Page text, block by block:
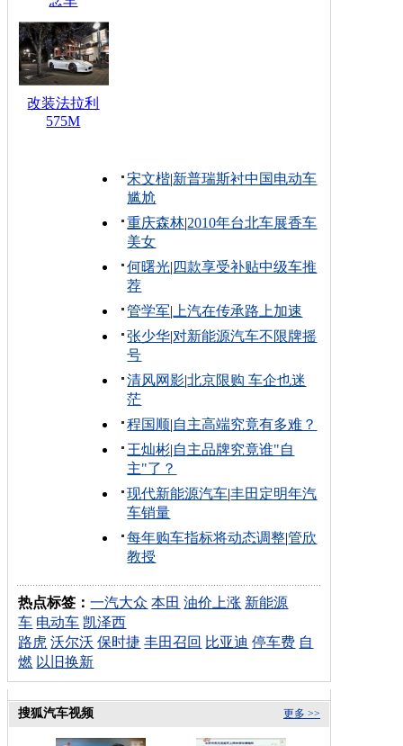
改装法拉利
575M
宋文楷|新普瑞斯衬中国电动车
尴尬
重庆森林|2010年台北车展香车
美女
何曙光| 四款享受补贴中级车推
荐
管学军| 上汽在传承路上加速
张少华|对新能源汽车不限牌摇
号
清风网影|北京限购 车企也迷
茫
程国顺|自主高端究竟有多难？
王灿彬|自主品牌究竟谁"自
主"了？
现代新能源汽车|丰田定明年汽
车销量
每年购车指标将动态调整|管欣
教授
热点标签：一汽大众 本田 油价上涨 新能源
车 电动车 凯泽西
路虎 沃尔沃 保时捷 丰田召回 比亚迪 停车费 自
燃 以旧换新
更多 >>
搜狐汽车视频